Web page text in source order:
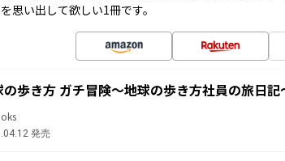
思い出して欲しい1冊です。
の歩き方 ガチ冒険～地球の歩き方社員の旅日記
発売